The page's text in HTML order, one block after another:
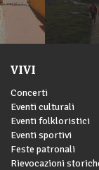
VIVI
Concerti
Eventi culturali
Eventi folkloristici
Eventi sportivi
Feste patronali
Rievocazioni